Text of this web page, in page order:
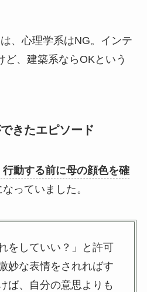
、心理学系はNG。インテ
ど、建築系ならOKという
きたエピソード
行動する前に母の顔色を確
なっていました。
をしていい？」と許可
妙な表情をされればす
ば、自分の意思よりも